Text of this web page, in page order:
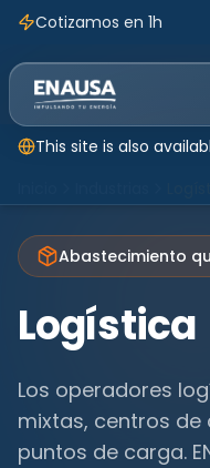
This site is also
Cotizamos en 1h
Abastecimiento
Logística
Los operadores
mixtas, centros
puntos de carga.